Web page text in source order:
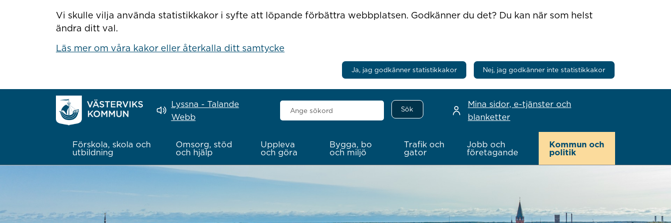
Vi skulle vilja använda statistikkakor i syfte att löpande förbättra webbplatsen. Godkänner du det? Du kan när som helst
ändra ditt val.
Läs mer om våra kakor eller återkalla ditt samtycke
Ja, jag godkänner statistikkakor Nej, jag godkänner inte statistikkakor
Lyssna - Talande
Webb
Sök
här
Mina sidor, e-tjänster och
blanketter
Förskola, skola och
utbildning
Omsorg, stöd
och hjälp
Uppleva
och göra
Bygga, bo
och miljö
Trafik och
gator
Jobb och
företagande
Kommun och
politik